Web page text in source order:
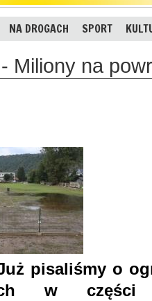
NA DROGACH SPORT
Miliony na
pisaliśmy o
w